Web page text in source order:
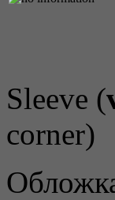
Sleeve (
corner)